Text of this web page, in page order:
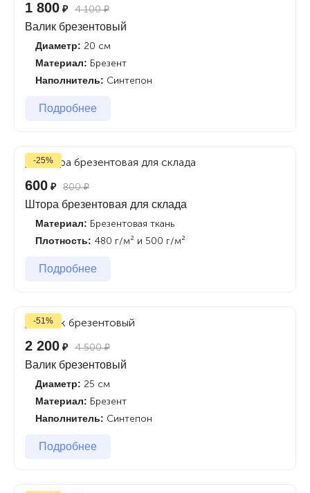
1 800 ₽ 4 100₽
Валик брезентовый
Диаметр: 20 см
Материал: Брезент
Наполнитель: Синтепон
Подробнее
-25%
600 ₽ 800₽
Штора брезентовая для склада
Материал: Брезентовая ткань
Плотность: 480 г/м² и 500 г/м²
Подробнее
-51%
2 200 ₽ 4 500₽
Валик брезентовый
Диаметр: 25 см
Материал: Брезент
Наполнитель: Синтепон
Подробнее